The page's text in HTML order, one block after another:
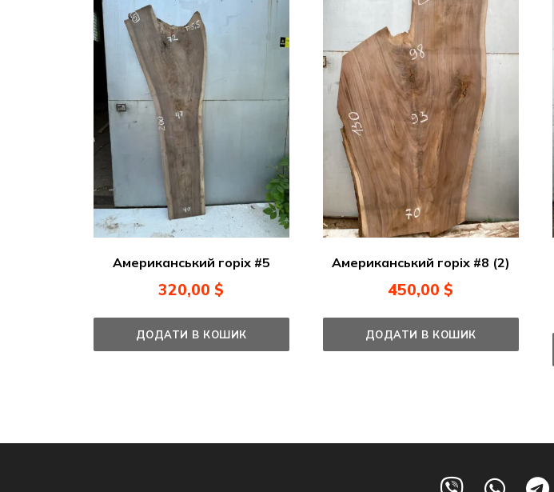
Американський горіх #5
320,00$
ДОДАТИ В КОШИК
Американський горіх #8 (2)
450,00$
ДОДАТИ В КОШИК